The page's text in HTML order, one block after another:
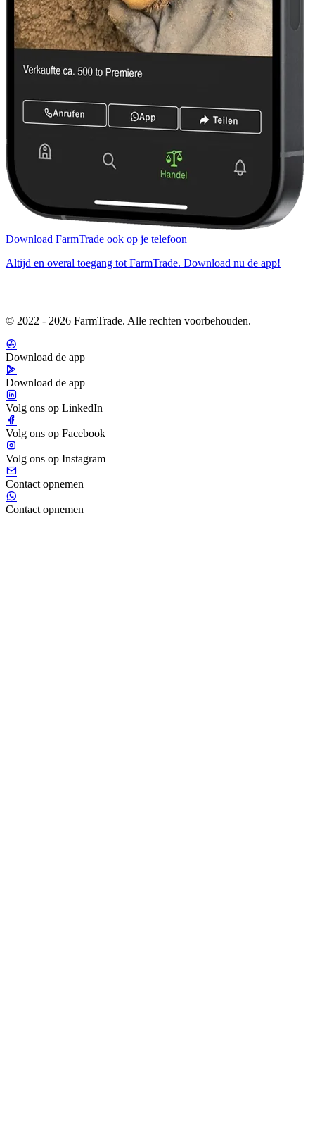
Download FarmTrade ook op je telefoon
Altijd en overal toegang tot FarmTrade. Download nu de app!
© 2022 - 2026 FarmTrade. Alle rechten voorbehouden.
Download de app
Download de app
Volg ons op LinkedIn
Volg ons op Facebook
Volg ons op Instagram
Contact opnemen
Contact opnemen